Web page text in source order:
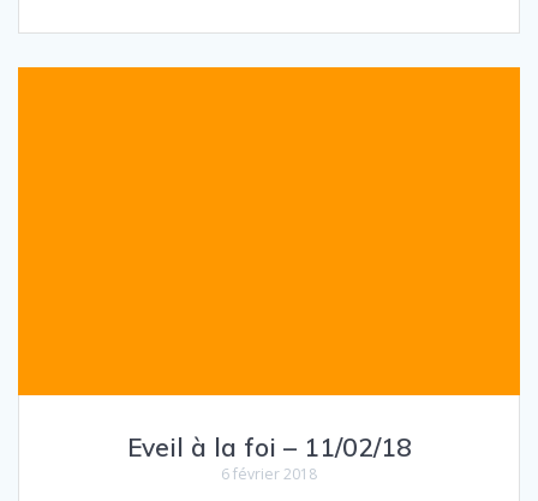
Eveil à la foi – 11/02/18
6 février 2018